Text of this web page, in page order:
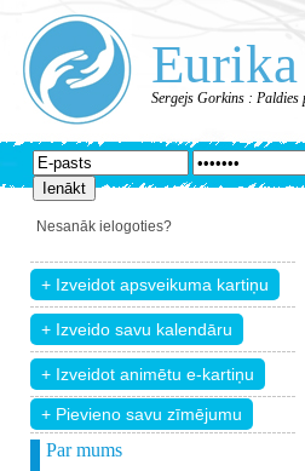
Sergejs Gorkins : Paldies
Nesanāk ielogoties?
+ Pievieno savu zīmējumu
Par mums